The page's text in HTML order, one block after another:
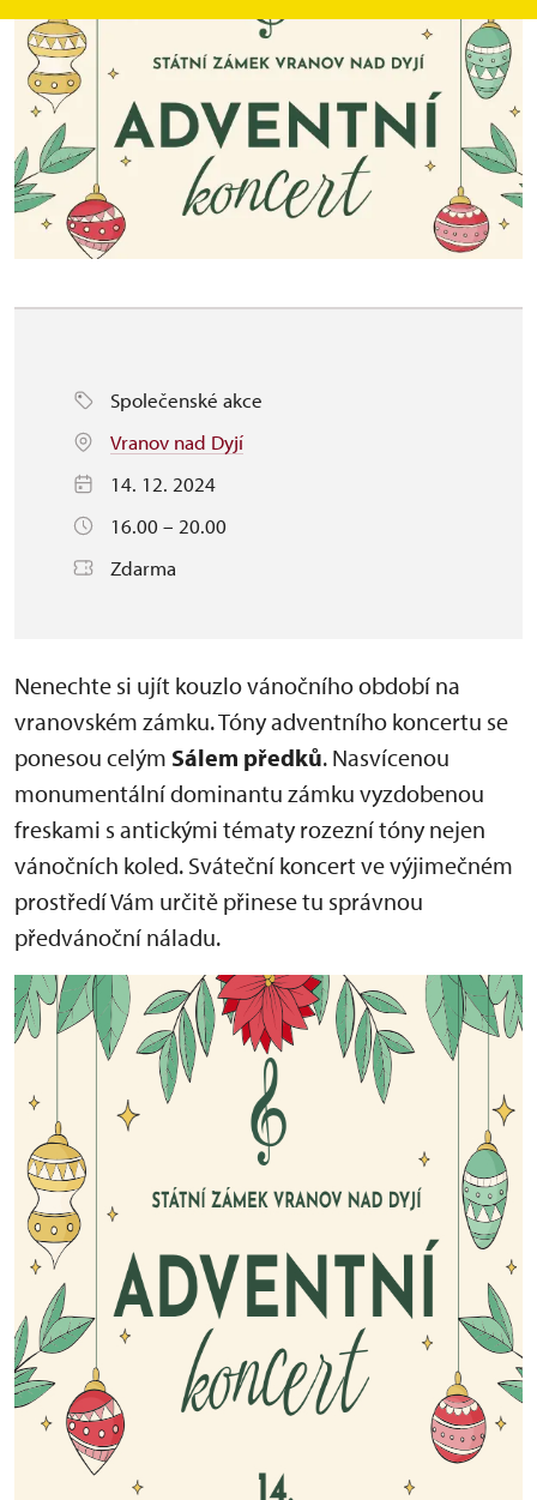
Společenské akce
Vranov nad Dyjí
14. 12. 2024
16.00 – 20.00
Zdarma
Nenechte si ujít kouzlo vánočního období na
vranovském zámku. Tóny adventního koncertu se
ponesou celým Sálem předků. Nasvícenou
monumentální dominantu zámku vyzdobenou
freskami s antickými tématy rozezní tóny nejen
vánočních koled. Sváteční koncert ve výjimečném
prostředí Vám určitě přinese tu správnou
předvánoční náladu.